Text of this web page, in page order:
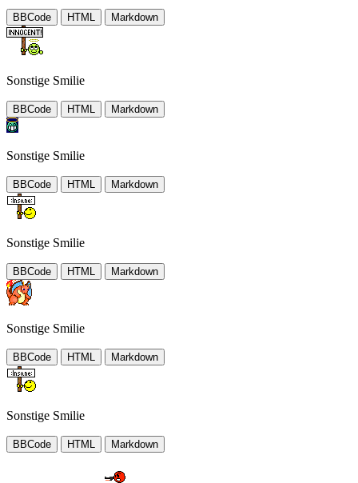
BBCode HTML Markdown
Sonstige Smilie
BBCode HTML Markdown
Sonstige Smilie
BBCode HTML Markdown
Sonstige Smilie
BBCode HTML Markdown
Sonstige Smilie
BBCode HTML Markdown
Sonstige Smilie
BBCode HTML Markdown